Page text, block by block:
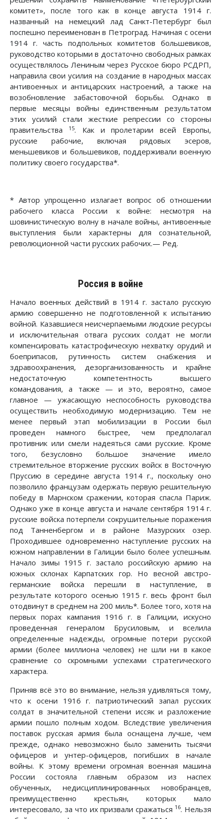
комитет», после того как в конце августа 1914 г.
названный на немецкий лад Санкт-Петербург был
поспешно переименован в Петроград. Начиная с осени
1914 г. часть подпольных комитетов большевиков,
руководство которыми в достаточно свободных рамках
осуществлялось Лениным через Русское бюро РСДРП,
направила свои усилия на создание в народных массах
антивоенных и антицарских настроений, а также на
возобновление забастовочной борьбы. Однако в
первые месяцы войны единственным результатом
этих усилий стали жесткие репрессии со стороны
правительства 15. Как и пролетарии всей Европы,
русские рабочие, включая рядовых эсеров,
меньшевиков и большевиков, поддерживали военную
политику своего государства*.
* Автор упрощенно излагает вопрос об отношении
рабочего класса России к войне: несмотря на
шовинистическую волну в начале войны, антивоенные
выступления были характерны для сознательной,
революционной части русских рабочих.— Ред.
Россия в войне
Начало военных действий в 1914 г. застало русскую
армию совершенно не подготовленной к испытанию
войной. Казавшиеся неисчерпаемыми людские ресурсы
и исключительная отвага русских солдат не могли
компенсировать катастрофическую нехватку орудий и
боеприпасов, рутинность систем снабжения и
здравоохранения, дезорганизованность и крайне
недостаточную компетентность высшего
командования, а также — и это, вероятно, самое
главное — ужасающую неспособность руководства
осуществить необходимую модернизацию. Тем не
менее первый этап мобилизации в России был
проведен намного быстрее, чем предполагал
противник или смели надеяться сами русские. Кроме
того, безусловно большое значение имело
стремительное вторжение русских войск в Восточную
Пруссию в середине августа 1914 г., поскольку оно
позволило французам одержать первую решительную
победу в Марнском сражении, которая спасла Париж.
Однако уже в конце августа и начале сентября 1914 г.
русские войска потерпели сокрушительные поражения
под Танненбергом и в районе Мазурских озер.
Проходившее одновременно наступление русских на
южном направлении в Галиции было более успешным.
Начало зимы 1915 г. застало российскую армию на
южных склонах Карпатских гор. Но весной австро-
германские войска перешли в наступление, в
результате которого осенью 1915 г. весь фронт был
отодвинут в среднем на 200 миль*. Более того, хотя на
первых порах кампания 1916 г. в Галиции, искусно
проведенная генералом Брусиловым, и вселила
определенные надежды, огромные потери русской
армии (более миллиона человек) не шли ни в какое
сравнение со скромными успехами стратегического
характера.
Приняв всё это во внимание, нельзя удивляться тому,
что к осени 1916 г. патриотический запал русских
солдат в значительной степени иссяк и разложение
армии пошло полным ходом. Вследствие увеличения
поставок русская армия была оснащена лучше, чем
прежде, однако невозможно было заменить тысячи
офицеров и унтер-офицеров, погибших в начале
войны. К этому времени огромная военная машина
России состояла главным образом из наспех
обученных, недисциплинированных новобранцев,
преимущественно крестьян, которых мало
интересовало, за что их призвали сражаться 16. Нельзя